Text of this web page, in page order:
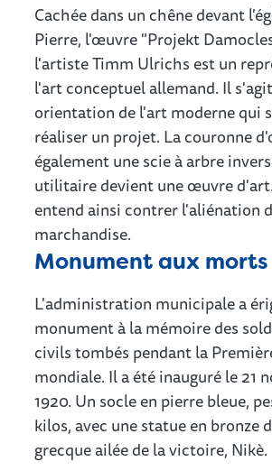
Cachée dans un chêne devant
Pierre, l'œuvre "Projekt
l'artiste Timm Ulrichs est un
l'art conceptuel allemand. Il
orientation de l'art moderne qui
réaliser un projet. La couronne
également une scie à arbre
utilitaire devient une œuvre
entend ainsi contrer l'aliénation
marchandise.
Monument aux morts
L'administration municipale a
monument à la mémoire des
civils tombés pendant la
mondiale. Il a été inauguré le 21
1920. Un socle en pierre bleue,
kilos, avec une statue en bronze
grecque ailée de la victoire, Nikè.